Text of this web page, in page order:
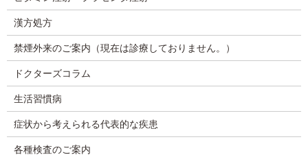
漢方処方
禁煙外来のご案内（現在は診療しておりません。）
ドクターズコラム
生活習慣病
症状から考えられる代表的な疾患
各種検査のご案内